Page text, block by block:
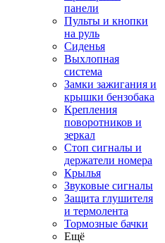
панели
Пульты и кнопки
на руль
Сиденья
Выхлопная
система
Замки зажигания и
крышки бензобака
Крепления
поворотников и
зеркал
Стоп сигналы и
держатели номера
Крылья
Звуковые сигналы
Защита глушителя
и термолента
Тормозные бачки
Ещё